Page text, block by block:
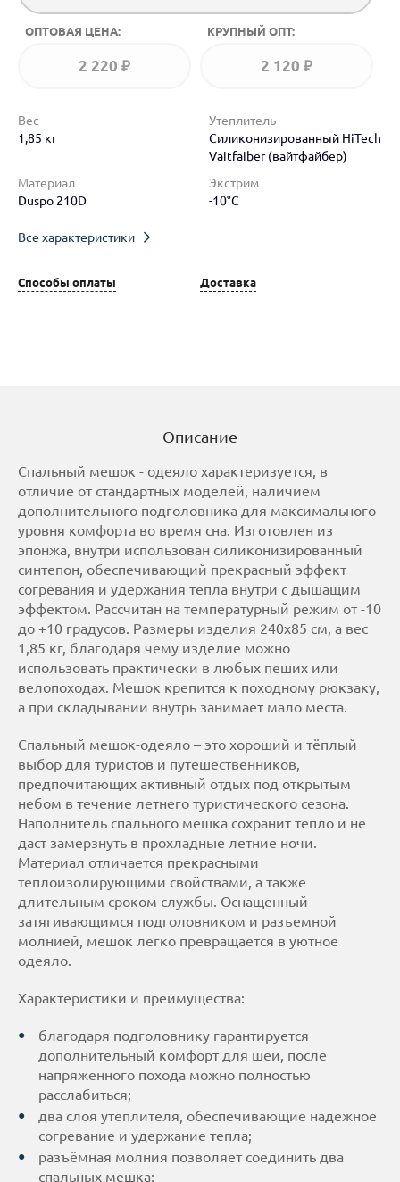
ОПТОВАЯ ЦЕНА:
2 220 ₽
КРУПНЫЙ ОПТ:
2 120 ₽
Вес
1,85 кг
Утеплитель
Силиконизированный HiTech
Vaitfaiber (вайтфайбер)
Материал
Duspo 210D
Экстрим
-10°C
Все характеристики
Способы оплаты Доставка
Описание
Спальный мешок - одеяло характеризуется, в
отличие от стандартных моделей, наличием
дополнительного подголовника для максимального
уровня комфорта во время сна. Изготовлен из
эпонжа, внутри использован силиконизированный
синтепон, обеспечивающий прекрасный эффект
согревания и удержания тепла внутри с дышащим
эффектом. Рассчитан на температурный режим от -10
до +10 градусов. Размеры изделия 240х85 см, а вес
1,85 кг, благодаря чему изделие можно
использовать практически в любых пеших или
велопоходах. Мешок крепится к походному рюкзаку,
а при складывании внутрь занимает мало места.
Спальный мешок-одеяло – это хороший и тёплый
выбор для туристов и путешественников,
предпочитающих активный отдых под открытым
небом в течение летнего туристического сезона.
Наполнитель спального мешка сохранит тепло и не
даст замерзнуть в прохладные летние ночи.
Материал отличается прекрасными
теплоизолирующими свойствами, а также
длительным сроком службы. Оснащенный
затягивающимся подголовником и разъемной
молнией, мешок легко превращается в уютное
одеяло.
Характеристики и преимущества:
благодаря подголовнику гарантируется
дополнительный комфорт для шеи, после
напряженного похода можно полностью
расслабиться;
два слоя утеплителя, обеспечивающие надежное
согревание и удержание тепла;
разъёмная молния позволяет соединить два
спальных мешка;